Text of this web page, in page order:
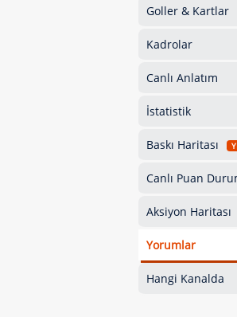
Goller & Kartlar
Kadrolar
Canlı Anlatım
İstatistik
Baskı Haritası
Canlı Puan
Aksiyon Haritası
Yorumlar
Hangi Kanalda